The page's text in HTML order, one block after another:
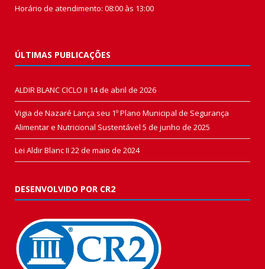
Horário de atendimento: 08:00 às 13:00
ÚLTIMAS PUBLICAÇÕES
ALDIR BLANC CICLO II 14 de abril de 2026
Vigia de Nazaré Lança seu 1º Plano Municipal de Segurança
Alimentar e Nutricional Sustentável 5 de junho de 2025
Lei Aldir Blanc II 22 de maio de 2024
DESENVOLVIDO POR CR2